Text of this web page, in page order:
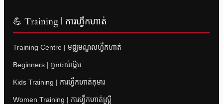
💪 Training | ការហ្វឹកហាត់
Training Centre | មជ្ឈមណ្ឌលហ្វឹកហាត់
Beginners | អ្នកចាប់ផ្តើម
Kids Training | ការហ្វឹកហាត់កុមារ
Women Training | ការហ្វឹកហាត់ស្ត្រី